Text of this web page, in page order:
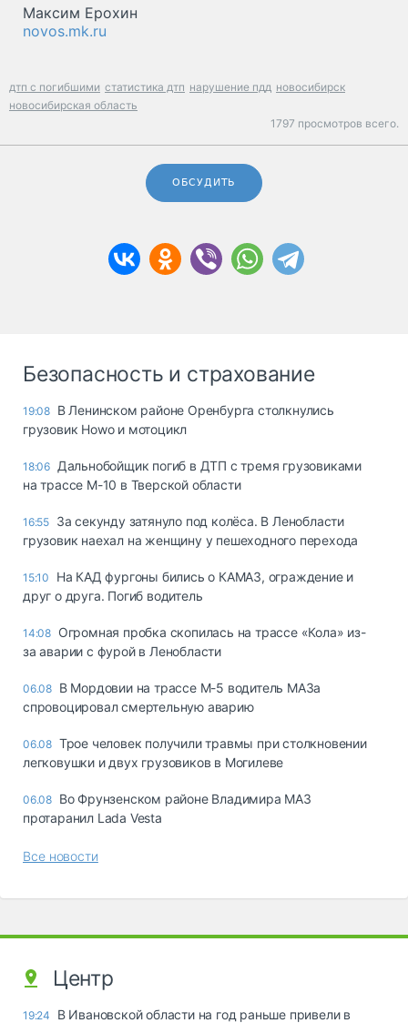
Максим Ерохин
novos.mk.ru
дтп с погибшими статистика дтп нарушение пдд новосибирск
новосибирская область
1797 просмотров всего.
ОБСУДИТЬ
Безопасность и страхование
19:08 В Ленинском районе Оренбурга столкнулись
грузовик Howo и мотоцикл
18:06 Дальнобойщик погиб в ДТП с тремя грузовиками
на трассе М-10 в Тверской области
16:55 За секунду затянуло под колёса. В Ленобласти
грузовик наехал на женщину у пешеходного перехода
15:10
На КАД фургоны бились о КАМАЗ, ограждение и
друг о друга. Погиб водитель
14:08 Огромная пробка скопилась на трассе «Кола» из-
за аварии с фурой в Ленобласти
06.08 В Мордовии на трассе М-5 водитель МАЗа
спровоцировал смертельную аварию
06.08 Трое человек получили травмы при столкновении
легковушки и двух грузовиков в Могилеве
06.08 Во Фрунзенском районе Владимира МАЗ
протаранил Lada Vesta
Все новости
Центр
19:24
В Ивановской области на год раньше привели в